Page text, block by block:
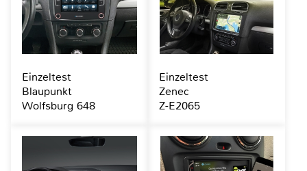
Einzeltest
Blaupunkt
Wolfsburg 648
Einzeltest
Zenec
Z-E2065